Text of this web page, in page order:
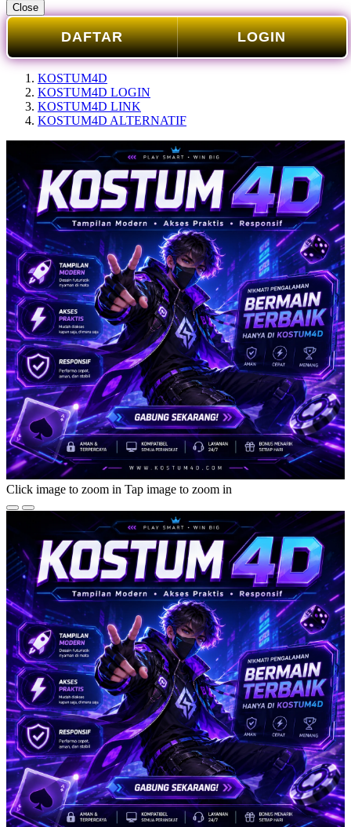
Close
DAFTAR LOGIN
KOSTUM4D
KOSTUM4D LOGIN
KOSTUM4D LINK
KOSTUM4D ALTERNATIF
Click image to zoom in Tap image to zoom in